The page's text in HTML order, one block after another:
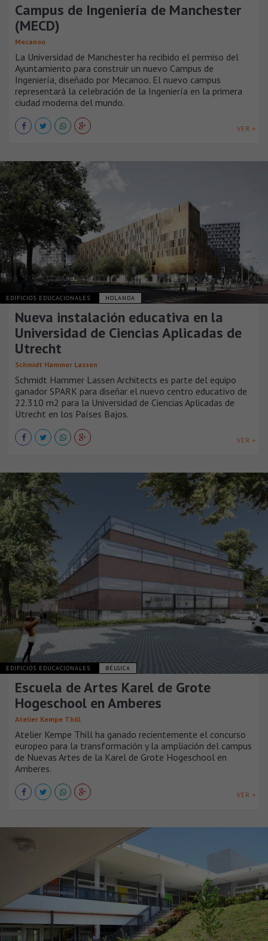
Campus de Ingeniería de Manchester
(MECD)
Mecanoo
La Universidad de Manchester ha recibido el permiso del
Ayuntamiento para construir un nuevo Campus de
Ingeniería, diseñado por Mecanoo. El nuevo campus
representará la celebración de la Ingeniería en la primera
ciudad moderna del mundo.
VER +
EDIFICIOS EDUCACIONALES HOLANDA
Nueva instalación educativa en la
Universidad de Ciencias Aplicadas de
Utrecht
Schmidt Hammer Lassen
Schmidt Hammer Lassen Architects es parte del equipo
ganador SPARK para diseñar el nuevo centro educativo de
22.310 m2 para la Universidad de Ciencias Aplicadas de
Utrecht en los Países Bajos.
VER +
EDIFICIOS EDUCACIONALES BÉLGICA
Escuela de Artes Karel de Grote
Hogeschool en Amberes
Atelier Kempe Thill
Atelier Kempe Thill ha ganado recientemente el concurso
europeo para la transformación y la ampliación del campus
de Nuevas Artes de la Karel de Grote Hogeschool en
Amberes.
VER +